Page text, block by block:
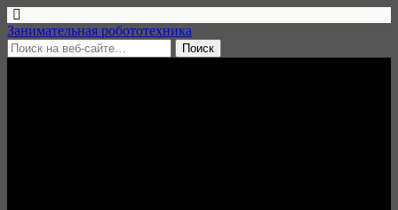
Занимательная робототехника